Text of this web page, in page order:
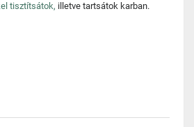
tisztítsátok, illetve tartsátok karban.